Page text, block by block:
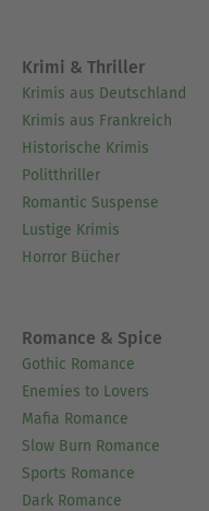
Krimi & Thriller
Krimis aus Deutschland
Krimis aus Frankreich
Historische Krimis
Politthriller
Romantic Suspense
Lustige Krimis
Horror Bücher
Romance & Spice
Gothic Romance
Enemies to Lovers
Mafia Romance
Slow Burn Romance
Sports Romance
Dark Romance